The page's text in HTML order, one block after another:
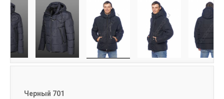
Черный 701